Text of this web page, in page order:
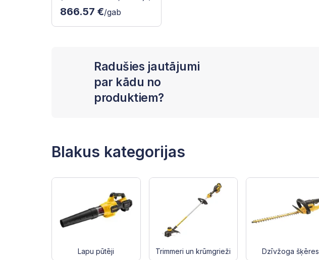
866.57 €/gab
Radušies jautājumi
par kādu no
produktiem?
Blakus kategorijas
Lapu pūtēji Trimmeri un krūmgrieži Dzīvžoga šķēres